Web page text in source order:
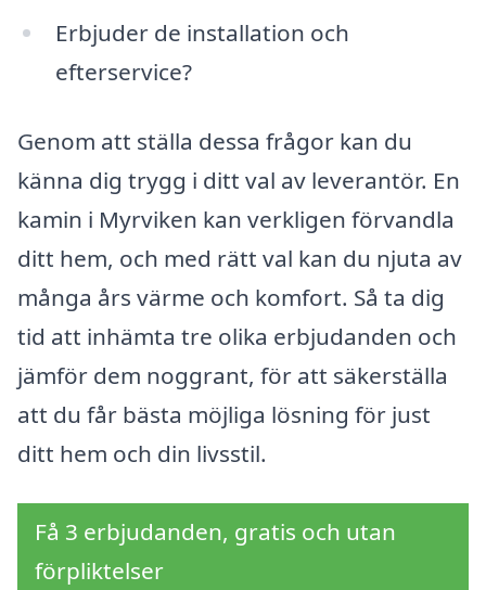
Erbjuder de installation och
efterservice?
Genom att ställa dessa frågor kan du
känna dig trygg i ditt val av leverantör. En
kamin i Myrviken kan verkligen förvandla
ditt hem, och med rätt val kan du njuta av
många års värme och komfort. Så ta dig
tid att inhämta tre olika erbjudanden och
jämför dem noggrant, för att säkerställa
att du får bästa möjliga lösning för just
ditt hem och din livsstil.
Få 3 erbjudanden, gratis och utan
förpliktelser